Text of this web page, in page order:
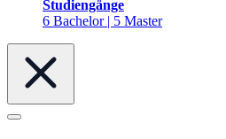
Studiengänge
6 Bachelor | 5 Master